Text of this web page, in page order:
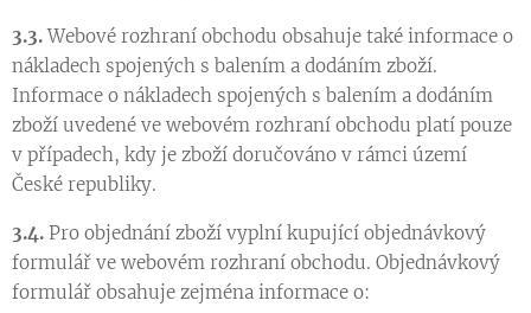
3.3.Webové rozhraní obchodu obsahuje také informace o
nákladech spojených s balením a dodáním zboží.
Informace o nákladech spojených s balením a dodáním
zboží uvedené ve webovém rozhraní obchodu platí pouze
v případech, kdy je zboží doručováno v rámci území
České republiky.
3.4. Pro objednání zboží vyplní kupující objednávkový
formulář ve webovém rozhraní obchodu. Objednávkový
formulář obsahuje zejména informace o: